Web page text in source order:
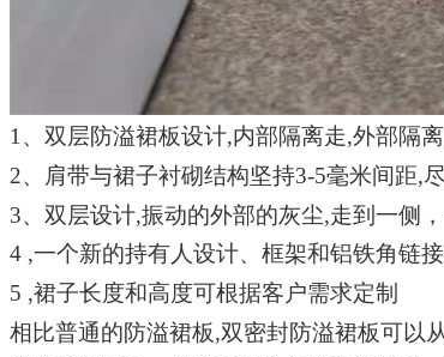
1、 双层防溢裙板设计,内部隔离走,外部隔
2、肩带与裙子衬砌结构坚持3-5毫米间距,
3、双层设计,振动的外部的灰尘,走到一侧
4 ,一个新的持有人设计、框架和铝铁角链
5 ,裙子长度和高度可根据客户需求定制
相比普通的防溢裙板,双密封防溢裙板可以